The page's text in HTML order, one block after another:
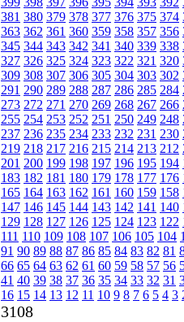
381 380 379 378 377 376 375 374
363 362 361 360 359 358 357 356
345 344 343 342 341 340 339 338
327 326 325 324 323 322 321 320
309 308 307 306 305 304 303 302
291 290 289 288 287 286 285 284
273 272 271 270 269 268 267 266
255 254 253 252 251 250 249 248
237 236 235 234 233 232 231 230
219 218 217 216 215 214 213 212
201 200 199 198 197 196 195 194
183 182 181 180 179 178 177 176
165 164 163 162 161 160 159 158
147 146 145 144 143 142 141 140
129 128 127 126 125 124 123 122
111 110 109 108 107 106 105 104
91 90 89 88 87 86 85 84 83 82 81
66 65 64 63 62 61 60 59 58 57 56
41 40 39 38 37 36 35 34 33 32 31
16 15 14 13 12 11 10 9 8 7 6 5 4 3
3108